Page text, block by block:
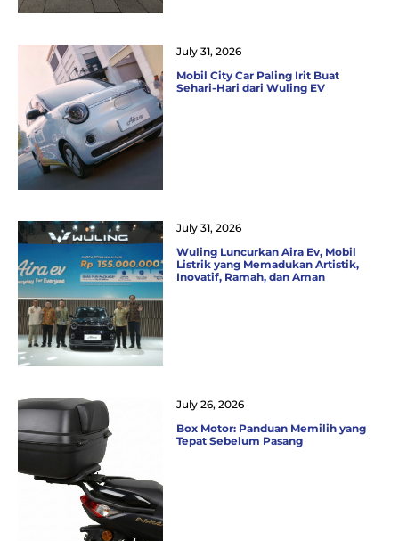
Mobil City Car Paling Irit Buat
Sehari-Hari dari Wuling EV
July 31, 2026
Wuling Luncurkan Aira Ev, Mobil
Listrik yang Memadukan Artistik,
Inovatif, Ramah, dan Aman
July 31, 2026
Box Motor: Panduan Memilih yang
Tepat Sebelum Pasang
July 26, 2026